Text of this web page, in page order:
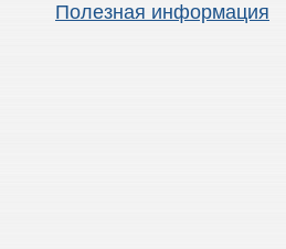
Полезная информация